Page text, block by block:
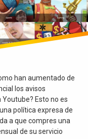
podemos cuidarlos.
han aumentado de
los avisos
Esto no es
política expresa de
a que compres una
de su servicio
Android o iPhone